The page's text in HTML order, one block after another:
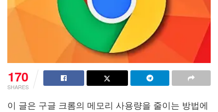
170
SHARES
이 글은 구글 크롬의 메모리 사용량을 줄이는 방법에